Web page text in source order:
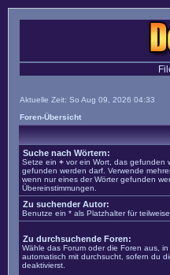
Aktuelle Zeit: So Aug 09, 2026 04:33
Foren-Übersicht
Suche nach Wörtern:
Setze ein + vor ein Wort, das gefunden
gefunden werden darf. Verwende
wenn nur eines der Wörter gefunden
Übereinstimmungen.
Zu suchender Autor:
Benutze ein * als Platzhalter für
Zu durchsuchende Foren:
Wähle das Forum oder die Foren aus,
automatisch mit durchsucht, sofern du
deaktivierst.